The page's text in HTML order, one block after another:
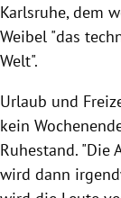
Karlsruhe, dem
Weibel "das
Welt".
Urlaub und
kein
Ruhestand. "Die
wird dann